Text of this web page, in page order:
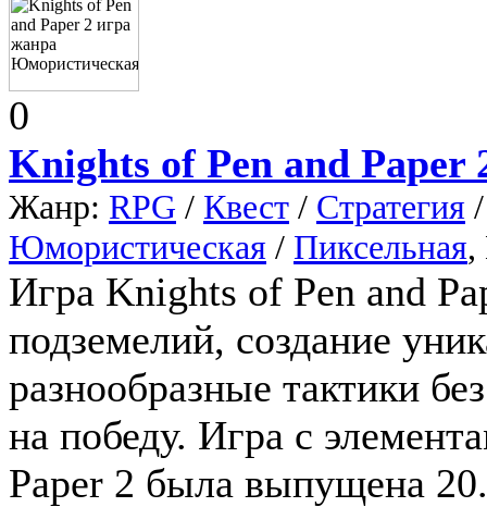
0
Knights of Pen and Paper
Жанр: RPG / Квест / Стратегия
Юмористическая / Пиксельная,
Игра Knights of Pen and
подземелий, создание
разнообразные тактики
на победу. Игра с
Paper 2 была выпущена